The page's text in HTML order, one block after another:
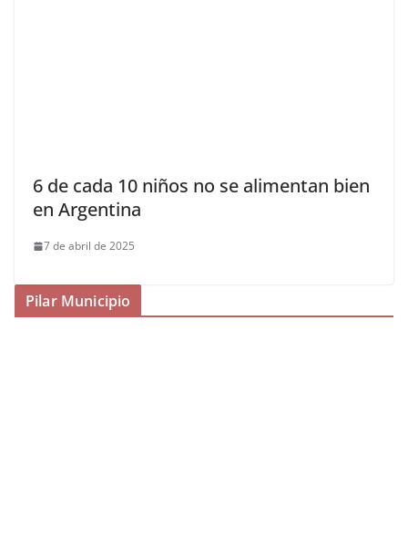
6 de cada 10 niños no se alimentan bien
en Argentina
7 de abril de 2025
Pilar Municipio